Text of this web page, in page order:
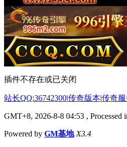
插件不存在或已关闭
站长QQ:36742300|传奇版本|传奇
GMT+8, 2026-8-8 04:53 , Processed
Powered by GM基地 X3.4